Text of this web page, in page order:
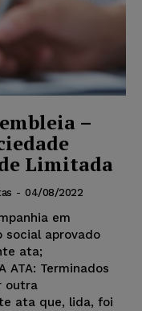
–
Limitada
- 04/08/2022
em
aprovado
ata;
ATA: Terminados
outra
ata que, lida, foi